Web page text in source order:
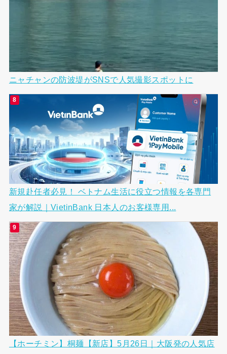
ニャチャンの防波堤がSNSで人気撮影スポットに
新規赴任者必見！ ベトナム生活に役立つ情報を各専門
家が解説｜VietinBank 日本人のお客様専用...
【ホーチミン】桐麺【新店】5月26日｜大阪発の人気店